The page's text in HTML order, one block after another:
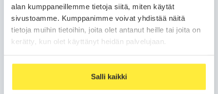
alan kumppaneillemme tietoja siitä, miten käytät
sivustoamme. Kumppanimme voivat yhdistää näitä
tietoja muihin tietoihin, joita olet antanut heille tai joita on
kerätty, kun olet käyttänyt heidän palvelujaan.
Salli kaikki